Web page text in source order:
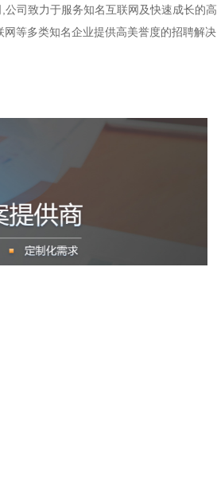
司致力于服务知名互联网及快速成长的高
等多类知名企业提供高美誉度的招聘解决